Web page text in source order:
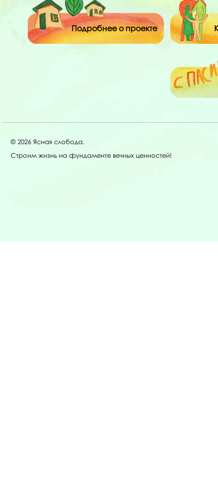
Подробнее о проекте
© 2026 Ясная слобода.
Строим жизнь на фундаменте вечных ценностей!